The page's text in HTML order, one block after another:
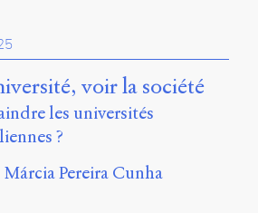
voir la société
les universités
?
Márcia Pereira Cunha